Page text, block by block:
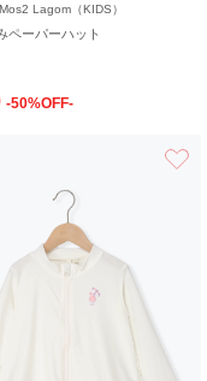
Lagom（KIDS）
ペーパーハット
-50%OFF-